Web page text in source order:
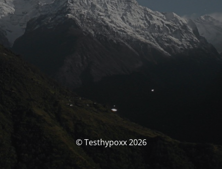
© Testhypoxx 2026